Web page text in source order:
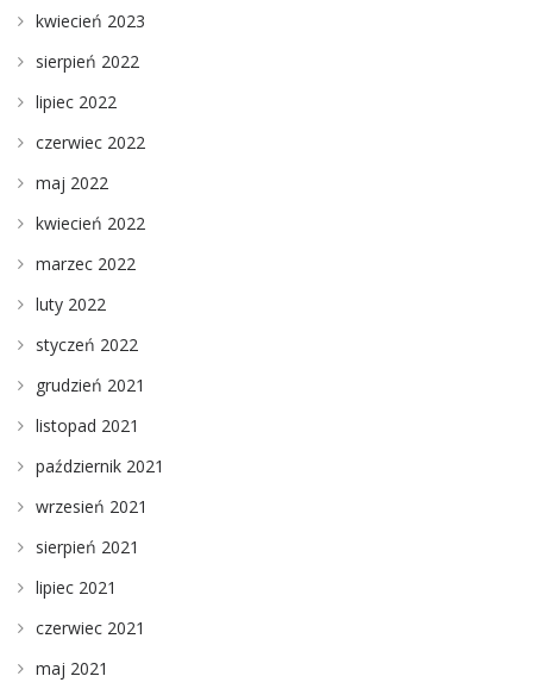
kwiecień 2023
sierpień 2022
lipiec 2022
czerwiec 2022
maj 2022
kwiecień 2022
marzec 2022
luty 2022
styczeń 2022
grudzień 2021
listopad 2021
październik 2021
wrzesień 2021
sierpień 2021
lipiec 2021
czerwiec 2021
maj 2021